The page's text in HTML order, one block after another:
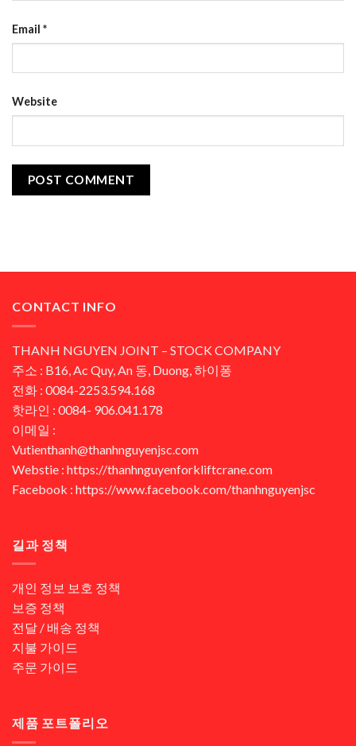
Email *
Website
CONTACT INFO
THANH NGUYEN JOINT – STOCK COMPANY
주소 : B16, Ac Quy, An 동, Duong, 하이퐁
전화 : 0084-2253.594.168
핫라인 : 0084- 906.041.178
이메일 :
Vutienthanh@thanhnguyenjsc.com
Webstie : https://thanhnguyenforkliftcrane.com
Facebook : https://www.facebook.com/thanhnguyenjsc
길과 정책
개인 정보 보호 정책
보증 정책
전달 / 배송 정책
지불 가이드
주문 가이드
제품 포트폴리오